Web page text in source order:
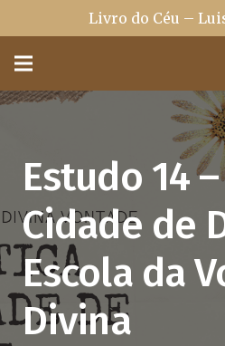
Livro do Céu –
Estudo 14
Cidade de
Escola da
Divina